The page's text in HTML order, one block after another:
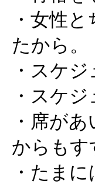
・女性
たから。
・スケ
・スケジ
・席が
からもす
・たま